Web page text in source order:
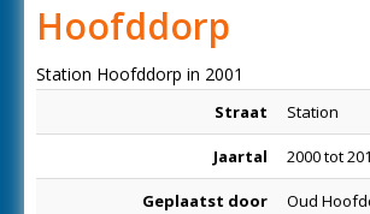
Hoofddorp
Station Hoofddorp in 2001
Straat Station
Jaartal 2000 tot
Geplaatst door Oud